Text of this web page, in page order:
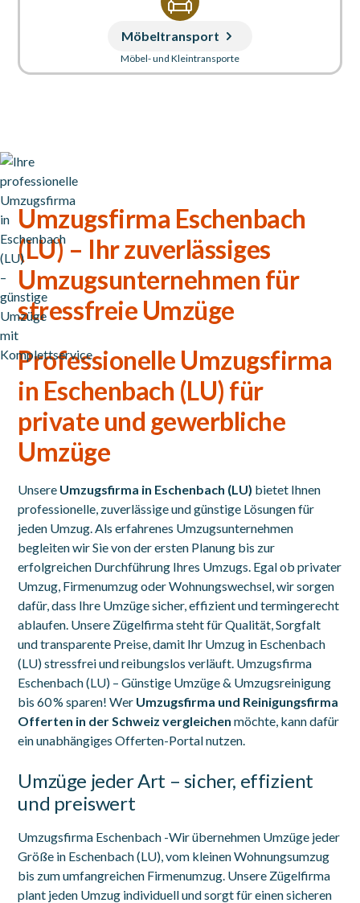
Möbeltransport
Möbel- und Kleintransporte
Umzugsfirma Eschenbach
(LU) – Ihr zuverlässiges
Umzugsunternehmen für
stressfreie Umzüge
Professionelle Umzugsfirma
in Eschenbach (LU) für
private und gewerbliche
Umzüge
Unsere Umzugsfirma in Eschenbach (LU) bietet Ihnen
professionelle, zuverlässige und günstige Lösungen für
jeden Umzug. Als erfahrenes Umzugsunternehmen
begleiten wir Sie von der ersten Planung bis zur
erfolgreichen Durchführung Ihres Umzugs. Egal ob privater
Umzug, Firmenumzug oder Wohnungswechsel, wir sorgen
dafür, dass Ihre Umzüge sicher, effizient und termingerecht
ablaufen. Unsere Zügelfirma steht für Qualität, Sorgfalt
und transparente Preise, damit Ihr Umzug in Eschenbach
(LU) stressfrei und reibungslos verläuft. Umzugsfirma
Eschenbach (LU) – Günstige Umzüge & Umzugsreinigung
bis 60 % sparen! Wer Umzugsfirma und Reinigungsfirma
Offerten in der Schweiz vergleichen möchte, kann dafür
ein unabhängiges Offerten-Portal nutzen.
Umzüge jeder Art – sicher, effizient
und preiswert
Umzugsfirma Eschenbach -Wir übernehmen Umzüge jeder
Größe in Eschenbach (LU), vom kleinen Wohnungsumzug
bis zum umfangreichen Firmenumzug. Unsere Zügelfirma
plant jeden Umzug individuell und sorgt für einen sicheren